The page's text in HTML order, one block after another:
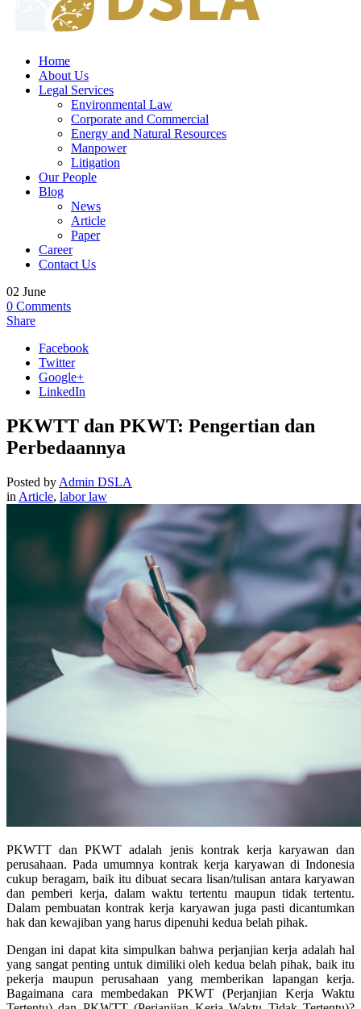
Home
About Us
Legal Services
Environmental Law
Corporate and Commercial
Energy and Natural Resources
Manpower
Litigation
Our People
Blog
News
Article
Paper
Career
Contact Us
02 June
0 Comments
Share
Facebook
Twitter
Google+
LinkedIn
PKWTT dan PKWT: Pengertian dan
Perbedaannya
Posted by Admin DSLA
in Article, labor law
PKWTT dan PKWT adalah jenis kontrak kerja karyawan dan
perusahaan. Pada umumnya kontrak kerja karyawan di Indonesia
cukup beragam, baik itu dibuat secara lisan/tulisan antara karyawan
dan pemberi kerja, dalam waktu tertentu maupun tidak tertentu.
Dalam pembuatan kontrak kerja karyawan juga pasti dicantumkan
hak dan kewajiban yang harus dipenuhi kedua belah pihak.
Dengan ini dapat kita simpulkan bahwa perjanjian kerja adalah hal
yang sangat penting untuk dimiliki oleh kedua belah pihak, baik itu
pekerja maupun perusahaan yang memberikan lapangan kerja.
Bagaimana cara membedakan PKWT (Perjanjian Kerja Waktu